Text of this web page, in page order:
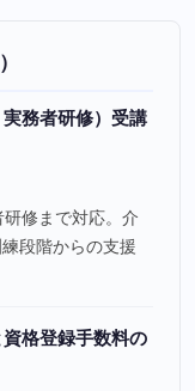
務者研修）受講
研修まで対応。介
段階からの支援
格登録手数料の